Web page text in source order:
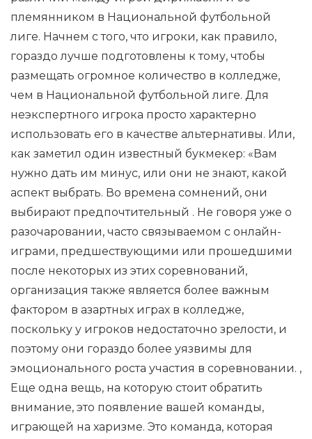
племянником в Национальной футбольной
лиге. Начнем с того, что игроки, как правило,
гораздо лучше подготовлены к тому, чтобы
размещать огромное количество в колледже,
чем в Национальной футбольной лиге. Для
неэкспертного игрока просто характерно
использовать его в качестве альтернативы. Или,
как заметил один известный букмекер: «Вам
нужно дать им минус, или они не знают, какой
аспект выбрать. Во времена сомнений, они
выбирают предпочтительный . Не говоря уже о
разочаровании, часто связываемом с онлайн-
играми, предшествующими или прошедшими
после некоторых из этих соревнований,
организация также является более важным
фактором в азартных играх в колледже,
поскольку у игроков недостаточно зрелости, и
поэтому они гораздо более уязвимы для
эмоционального роста участия в соревновании. ,
Еще одна вещь, на которую стоит обратить
внимание, это появление вашей команды,
играющей на харизме. Это команда, которая